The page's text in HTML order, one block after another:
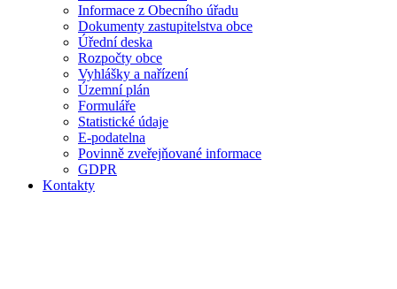
Informace z Obecního úřadu
Dokumenty zastupitelstva obce
Úřední deska
Rozpočty obce
Vyhlášky a nařízení
Územní plán
Formuláře
Statistické údaje
E-podatelna
Povinně zveřejňované informace
GDPR
Kontakty